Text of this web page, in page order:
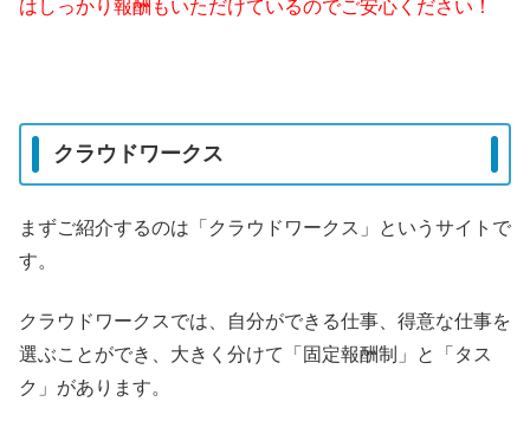
はしっかり報酬もいただけているのでご安心ください！
クラウドワークス
まずご紹介するのは「クラウドワークス」というサイトで
す。
クラウドワークスでは、自分ができる仕事、得意な仕事を
選ぶことができ、大きく分けて「固定報酬制」と「タス
ク」があります。